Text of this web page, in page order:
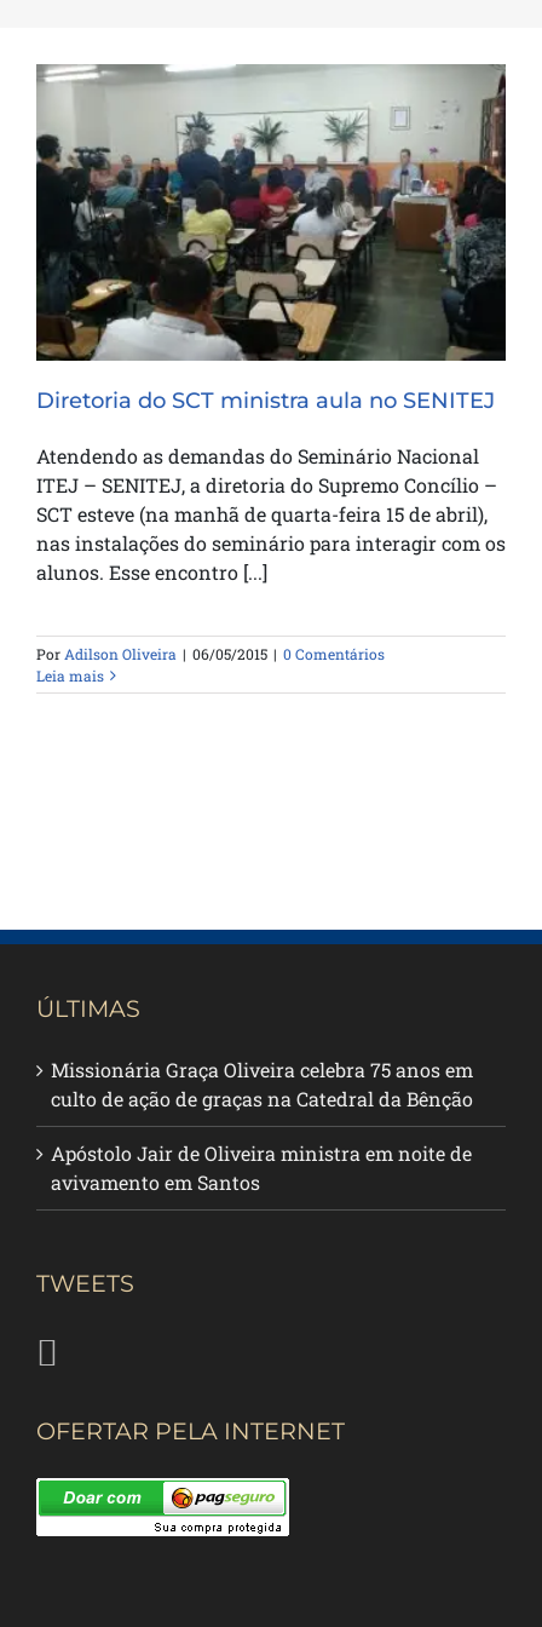
Diretoria do SCT ministra aula no
SENITEJ
Diretoria do SCT ministra aula no SENITEJ
Atendendo as demandas do Seminário Nacional
ITEJ – SENITEJ, a diretoria do Supremo Concílio –
SCT esteve (na manhã de quarta-feira 15 de abril),
nas instalações do seminário para interagir com os
alunos. Esse encontro [...]
PorAdilson Oliveira | 06/05/2015 | 0 Comentários
Leia mais
ÚLTIMAS
Missionária Graça Oliveira celebra 75 anos em
culto de ação de graças na Catedral da Bênção
Apóstolo Jair de Oliveira ministra em noite de
avivamento em Santos
TWEETS
OFERTAR PELA INTERNET